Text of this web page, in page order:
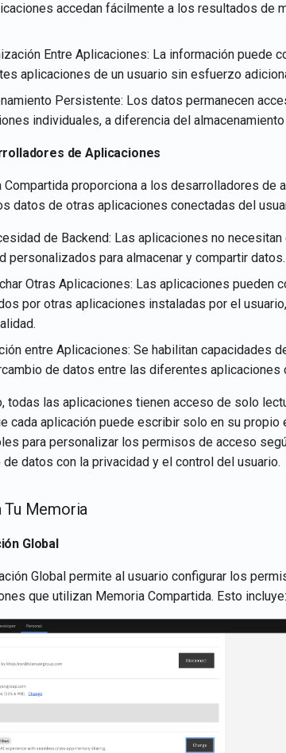
accedan fácilmente a los resultados de
Entre Aplicaciones: La información puede
aplicaciones de un usuario sin esfuerzo
Persistente: Los datos permanecen
individuales, a diferencia del
de Aplicaciones
Compartida proporciona a los desarrolladores de
datos de otras aplicaciones conectadas del
de Backend: Las aplicaciones no
personalizados para almacenar y compartir datos.
Otras Aplicaciones: Las aplicaciones pueden
por otras aplicaciones instaladas por el
entre Aplicaciones: Se habilitan capacidades
de datos entre las diferentes aplicaciones
todas las aplicaciones tienen acceso de solo
cada aplicación puede escribir solo en su propio
para personalizar los permisos de acceso
de datos con la privacidad y el control del usuario.
Tu Memoria
Global
Global permite al usuario configurar los
que utilizan Memoria Compartida. Esto incluye: